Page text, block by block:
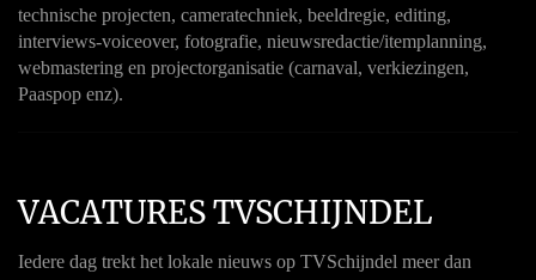
technische projecten, cameratechniek, beeldregie, editing,
interviews-voiceover, fotografie, nieuwsredactie/itemplanning,
webmastering en projectorganisatie (carnaval, verkiezingen,
Paaspop enz).
VACATURES TVSCHIJNDEL
Iedere dag trekt het lokale nieuws op TVSchijndel meer dan